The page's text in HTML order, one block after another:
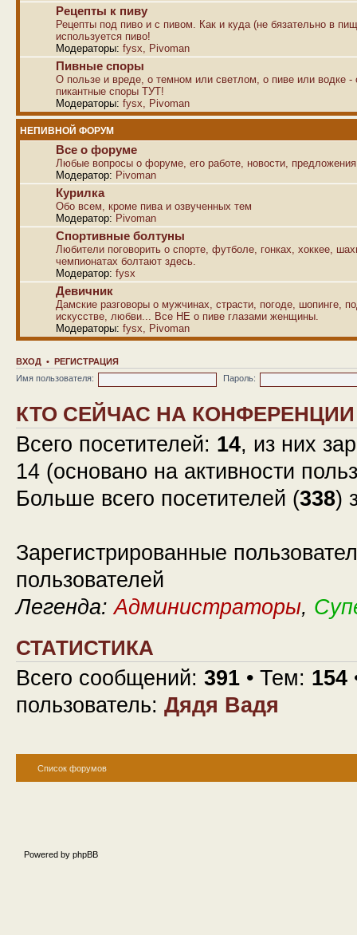
Рецепты к пиву
Рецепты под пиво и с пивом. Как и куда (не бязательно в
используется пиво!
Модераторы: fysx Pivoman
Пивные споры
О пользе и вреде, о темном или светлом, о пиве или водке -
пикантные споры ТУТ!
Модераторы: fysx Pivoman
НЕПИВНОЙ ФОРУМ
Все о форуме
Любые вопросы о форуме, его работе, новости,
Модератор: Pivoman
Курилка
Обо всем, кроме пива и озвученных тем
Модератор: Pivoman
Спортивные болтуны
Любители поговорить о спорте, футболе, гонках, хоккее,
чемпионатах болтают здесь.
Модератор: fysx
Девичник
Дамские разговоры о мужчинах, страсти, погоде, шопинге,
искусстве, любви... Все НЕ о пиве глазами женщины.
Модераторы: fysx Pivoman
ВХОД • РЕГИСТРАЦИЯ
Имя пользователя:
Пароль:
КТО СЕЙЧАС НА КОНФЕРЕНЦИИ
Всего посетителей: 14, из них
14 (основано на активности
Больше всего посетителей (338)
Зарегистрированные
пользователей
Легенда:Администраторы,
СТАТИСТИКА
Всего сообщений: 391 • Тем: 154
пользователь: Дядя Вадя
Список форумов
Powered by phpBB